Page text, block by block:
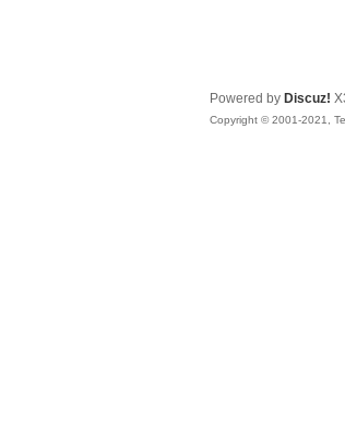
Powered by Discuz!
Copyright © 2001-2021,